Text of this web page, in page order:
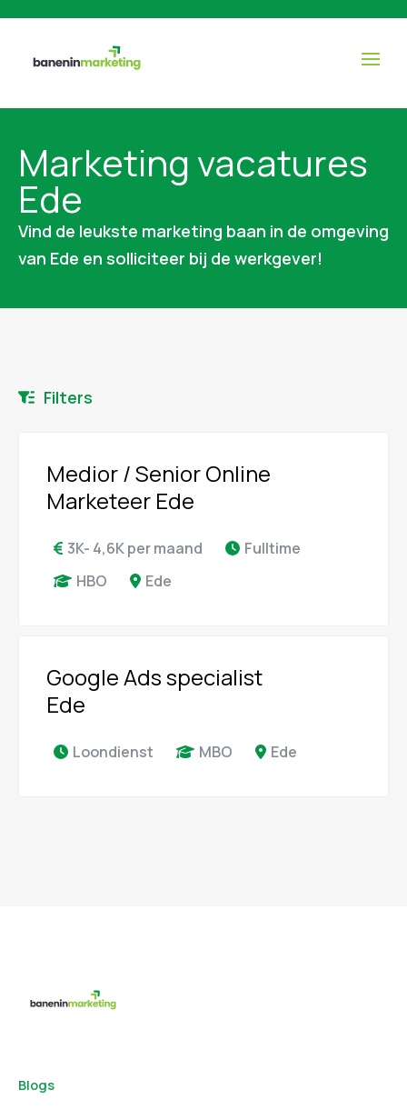
Marketing vacatures
Ede
Vind de leukste marketing baan in de omgeving
van Ede en solliciteer bij de werkgever!
Filters
Medior / Senior Online
Marketeer Ede
3K- 4,6K per maand
Fulltime
HBO
Ede
Google Ads specialist
Ede
Loondienst MBO Ede
Blogs